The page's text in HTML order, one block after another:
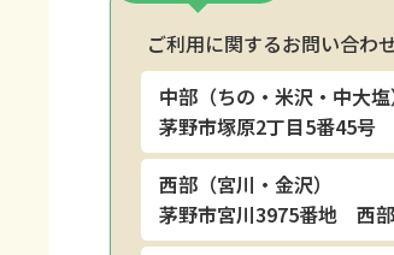
ご利用に関するお問い合わ
中部（ちの・米沢・中大塩
茅野市塚原2丁目5番45号
西部（宮川・金沢）
茅野市宮川3975番地 西